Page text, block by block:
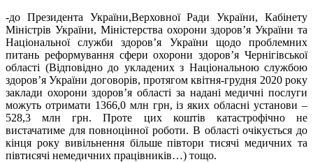
-до Президента України,Верховної Ради України, Кабінету
Міністрів України, Міністерства охорони здоров’я України та
Національної служби здоров’я України щодо проблемних
питань реформування сфери охорони здоров’я Чернігівської
області (Відповідно до укладених з Національною службою
здоров’я України договорів, протягом квітня-грудня 2020 року
заклади охорони здоров’я області за надані медичні послуги
можуть отримати 1366,0 млн грн, із яких обласні установи –
528,3 млн грн. Проте цих коштів катастрофічно не
вистачатиме для повноцінної роботи. В області очікується до
кінця року вивільнення більше півтори тисячі медичних та
півтисячі немедичних працівників…) тощо.